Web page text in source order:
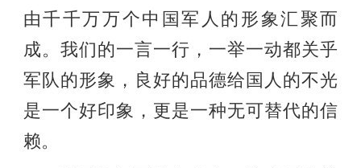
由千千万万个中国军人的形象汇聚而
成。我们的一言一行，一举一动都关乎
军队的形象，良好的品德给国人的不光
是一个好印象，更是一种无可替代的信
赖。